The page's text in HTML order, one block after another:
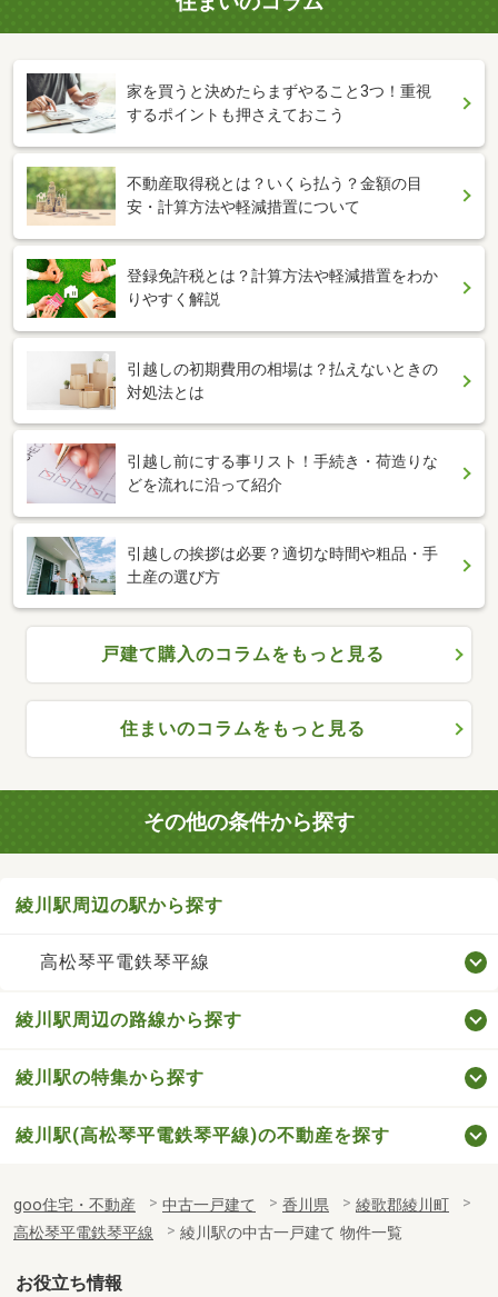
家を買うと決めたらまずやること3つ！重視
するポイントも押さえておこう
不動産取得税とは？いくら払う？金額の目
安・計算方法や軽減措置について
登録免許税とは？計算方法や軽減措置をわか
りやすく解説
引越しの初期費用の相場は？払えないときの
対処法とは
引越し前にする事リスト！手続き・荷造りな
どを流れに沿って紹介
引越しの挨拶は必要？適切な時間や粗品・手
土産の選び方
戸建て購入のコラムをもっと見る
住まいのコラムをもっと見る
その他の条件から探す
綾川駅周辺の駅から探す
高松琴平電鉄琴平線
綾川駅周辺の路線から探す
綾川駅の特集から探す
綾川駅(高松琴平電鉄琴平線)の不動産を探す
goo住宅・不動産 中古一戸建て 香川県
綾歌郡綾川町
高松琴平電鉄琴平線
綾川駅の中古一戸建て 物件一覧
お役立ち情報